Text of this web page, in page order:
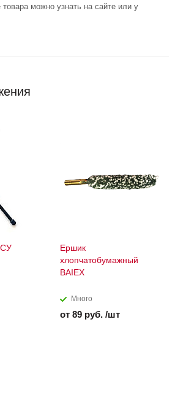
можно узнать на сайте или у
Ершик
хлопчатобумажный
BAIEX
Много
от 89 руб. /шт